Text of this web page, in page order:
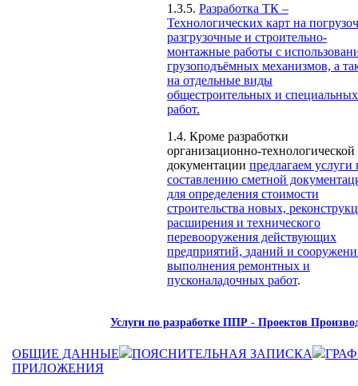
1.3.5. Разработка ТК –
Технологических карт на
разгрузочные и строительно-
монтажные работы с
грузоподъёмных механизмов, а
на отдельные виды
общестроительных и специальных
работ.
1.4. Кроме разработки
организационно-технологической
документации предлагаем услуги
составлению сметной
для определения стоимости
строительства новых,
расширения и технического
перевооружения действующих
предприятий, зданий и
выполнения ремонтных и
пусконаладочных работ.
Услуги по разработке ППР - Проектов
ОБЩИЕ ДАННЫЕ ПОЯСНИТЕЛЬНАЯ ЗАПИСКА
ПРИЛОЖЕНИЯ